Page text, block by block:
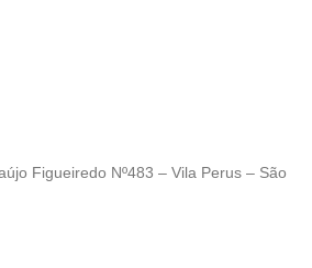
Figueiredo Nº483 – Vila Perus – São